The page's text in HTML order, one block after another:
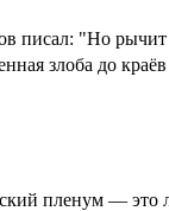
писал: "Но
злоба до
пленум — это